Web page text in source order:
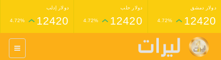
دولار دمشق
12420
4.72%
دولار حلب
12420
4.72%
دولار إدلب
12420
4.72%
غرام عيار 24 ذهب
1,398,000
4.33%
1,227,000